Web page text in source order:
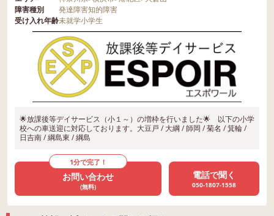
障害種別
発達障害知的障害
受け入れ年齢未就学小学生
🌟放課後等デイサービス（小１～）の増枠を行いました🌟 以下の小学
校への車送迎に対応しております。大豆戸 / 大綱 / 師岡 / 菊名 / 箕輪 /
日吉南 / 綱島東 / 綱島
1分で完了！
お問い合わせ
(無料)
電話で聞く
050-1807-1558